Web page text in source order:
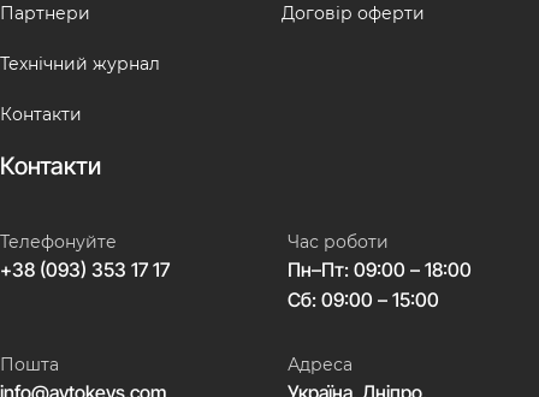
Партнери
Технічний журнал
Контакти
Договір оферти
Контакти
Телефонуйте
+38 (093) 353 17 17
Час роботи
Пн–Пт: 09:00 – 18:00
Сб: 09:00 – 15:00
Пошта
info@avtokeys.com
Адреса
Україна, Дніпро,